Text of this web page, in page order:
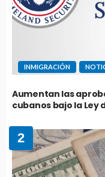
INMIGRACIÓN
Aumentan las
cubanos bajo la Ley
2